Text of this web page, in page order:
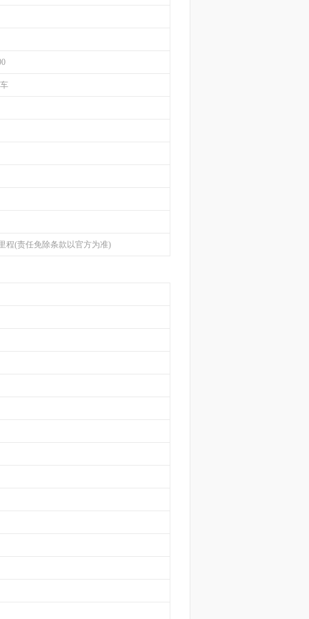
程(责任免除条款以官方为准)